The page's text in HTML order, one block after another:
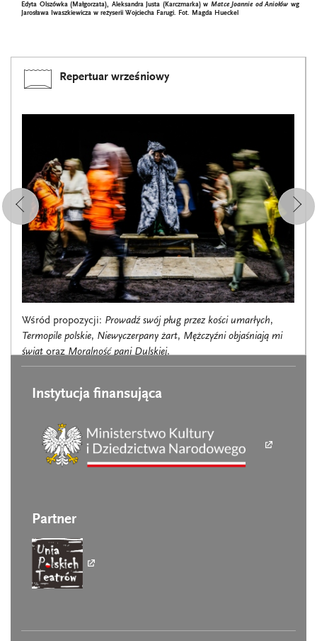
Edyta Olszówka (Małgorzata), Aleksandra Justa (Karczmarka)w Matce Joannie od Aniołów wg
Jarosława Iwaszkiewicza w reżyserii Wojciecha Farugi. Fot. Magda Hueckel
Repertuar wrześniowy
Wśród propozycji: Prowadź swój pług przez kości umarłych,
Termopile polskie, Niewyczerpany żart, Mężczyźni objaśniają mi
światorazMoralność pani Dulskiej.
Instytucja finansująca
Partner